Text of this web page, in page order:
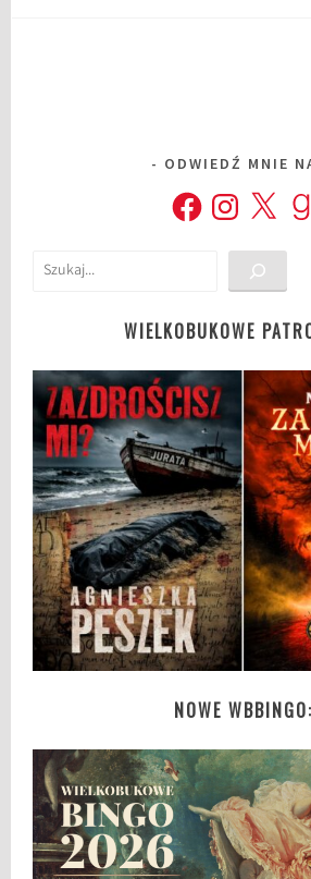
ODWIEDŹ MNIE
FacebookInstagram
X
Szukaj
WIELKOBUKOWE
NOWE WBBINGO: